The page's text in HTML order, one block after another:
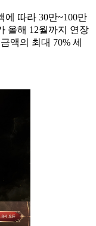
에 따라 30만~100만
올해 12월까지 연장
액의 최대 70% 세